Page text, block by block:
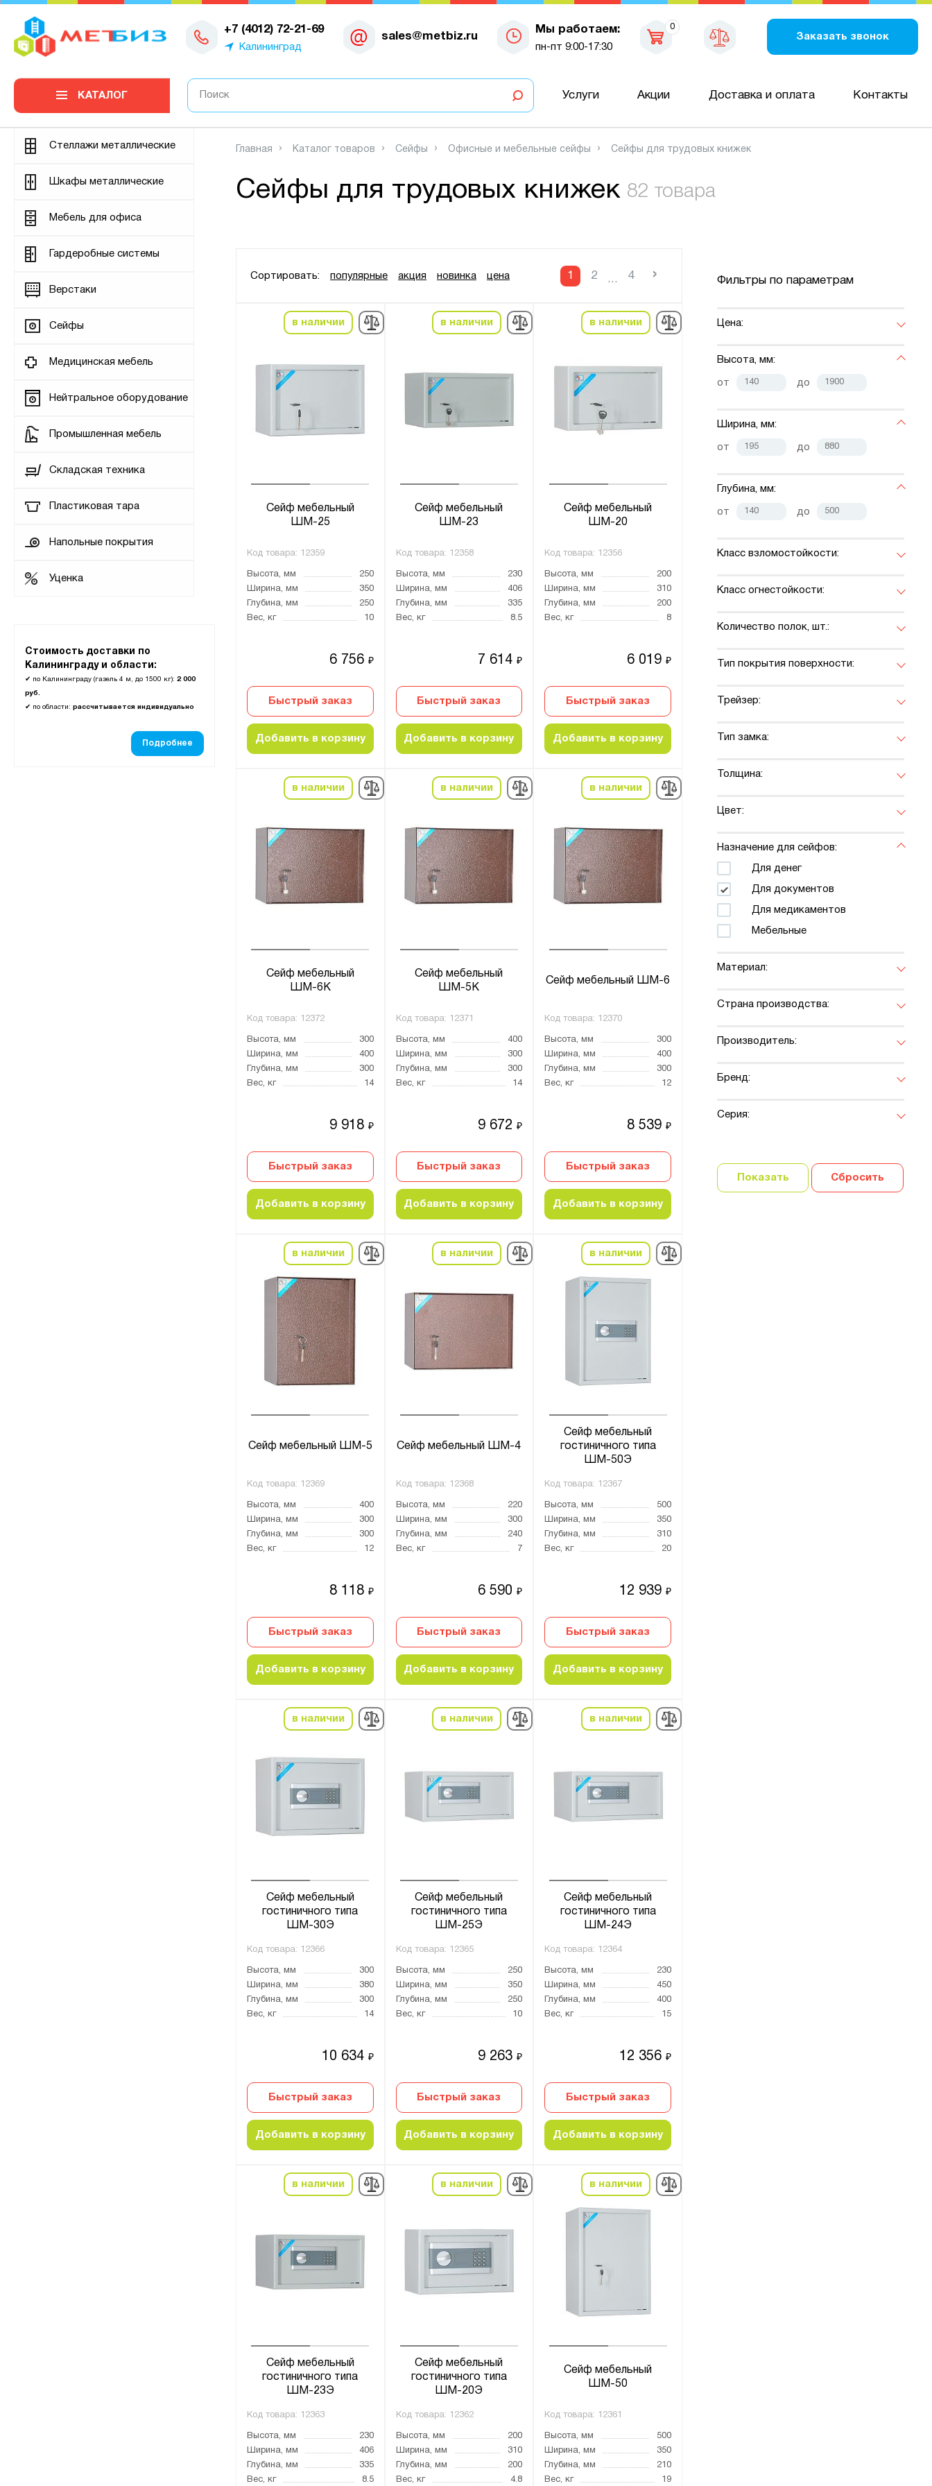
+7 (4012) 72-21-69
Калининград
sales@metbiz.ru
Мы работаем:
пн-пт 9:00-17:30
0
Заказать звонок
0
КАТАЛОГ Услуги Акции Доставка и оплата Контакты
Стеллажи металлические
Шкафы металлические
Мебель для офиса
Гардеробные системы
Верстаки
Сейфы
Медицинская мебель
Нейтральное оборудование
Промышленная мебель
Складская техника
Пластиковая тара
Напольные покрытия
Уценка
Стоимость доставки по
Калининграду и области:
✔ по Калининграду (газель 4 м, до 1500 кг): 2 000
руб.
✔ по области: рассчитывается индивидуально
Подробнее
Главная Каталог товаров Сейфы Офисные и мебельные сейфы Сейфы для трудовых книжек
Сейфы для трудовых книжек 82 товара
Сортировать: популярные акция новинка цена 1 2 ... 4 ›
в наличии
Сейф мебельный
ШМ-25
Код товара: 12359
Высота, мм
250
Ширина, мм
350
Глубина, мм
250
Вес, кг
10
6 756 ₽
Быстрый заказ
Добавить в корзину
в наличии
Сейф мебельный
ШМ-23
Код товара: 12358
Высота, мм
230
Ширина, мм
406
Глубина, мм
335
Вес, кг
8.5
7 614₽
Быстрый заказ
Добавить в корзину
в наличии
Сейф мебельный
ШМ-20
Код товара: 12356
Высота, мм
200
Ширина, мм
310
Глубина, мм
200
Вес, кг
8
6 019 ₽
Быстрый заказ
Добавить в корзину
в наличии
Сейф мебельный
ШМ-6К
Код товара: 12372
Высота, мм
300
Ширина, мм
400
Глубина, мм
300
Вес, кг
14
9 918 ₽
Быстрый заказ
Добавить в корзину
в наличии
Сейф мебельный
ШМ-5К
Код товара: 12371
Высота, мм
400
Ширина, мм
300
Глубина, мм
300
Вес, кг
14
9 672₽
Быстрый заказ
Добавить в корзину
в наличии
Сейф мебельный ШМ-6
Код товара: 12370
Высота, мм
300
Ширина, мм
400
Глубина, мм
300
Вес, кг
12
8 539 ₽
Быстрый заказ
Добавить в корзину
в наличии
Сейф мебельный ШМ-5
Код товара: 12369
Высота, мм
400
Ширина, мм
300
Глубина, мм
300
Вес, кг
12
8 118 ₽
Быстрый заказ
Добавить в корзину
в наличии
Сейф мебельный ШМ-4
Код товара: 12368
Высота, мм
220
Ширина, мм
300
Глубина, мм
240
Вес, кг
7
6 590₽
Быстрый заказ
Добавить в корзину
в наличии
Сейф мебельный
гостиничного типа
ШМ-50Э
Код товара: 12367
Высота, мм
500
Ширина, мм
350
Глубина, мм
310
Вес, кг
20
12 939 ₽
Быстрый заказ
Добавить в корзину
в наличии
Сейф мебельный
гостиничного типа
ШМ-30Э
Код товара: 12366
Высота, мм
300
Ширина, мм
380
Глубина, мм
300
Вес, кг
14
10 634 ₽
Быстрый заказ
Добавить в корзину
в наличии
Сейф мебельный
гостиничного типа
ШМ-25Э
Код товара: 12365
Высота, мм
250
Ширина, мм
350
Глубина, мм
250
Вес, кг
10
9 263₽
Быстрый заказ
Добавить в корзину
в наличии
Сейф мебельный
гостиничного типа
ШМ-24Э
Код товара: 12364
Высота, мм
230
Ширина, мм
450
Глубина, мм
400
Вес, кг
15
12 356 ₽
Быстрый заказ
Добавить в корзину
в наличии
Сейф мебельный
гостиничного типа
ШМ-23Э
Код товара: 12363
Высота, мм
230
Ширина, мм
406
Глубина, мм
335
Вес, кг
8.5
в наличии
Сейф мебельный
гостиничного типа
ШМ-20Э
Код товара: 12362
Высота, мм
200
Ширина, мм
310
Глубина, мм
200
Вес, кг
4.8
в наличии
Сейф мебельный
ШМ-50
Код товара: 12361
Высота, мм
500
Ширина, мм
350
Глубина, мм
210
Вес, кг
19
Фильтры по параметрам
Цена:
Высота, мм:
от до
Ширина, мм:
от до
Глубина, мм:
от до
Класс взломостойкости:
Класс огнестойкости:
Количество полок, шт.:
Тип покрытия поверхности:
Трейзер:
Тип замка:
Толщина:
Цвет:
Назначение для сейфов:
Для денег
Для документов
Для медикаментов
Мебельные
Материал:
Страна производства:
Производитель:
Бренд:
Серия:
Показать Сбросить